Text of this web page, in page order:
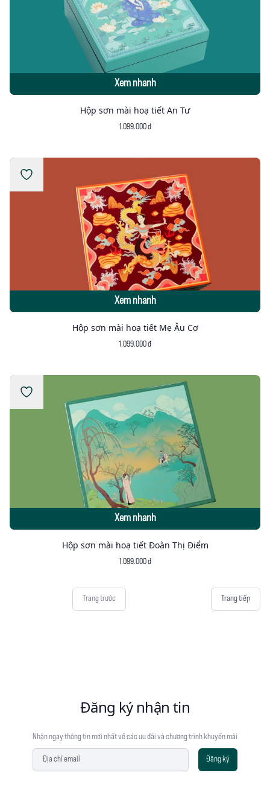
Xem nhanh
Hộp sơn mài hoạ tiết An Tư
1.099.000 đ
Xem nhanh
Hộp sơn mài hoạ tiết Mẹ Âu Cơ
1.099.000 đ
Xem nhanh
Hộp sơn mài hoạ tiết Đoàn Thị Điểm
1.099.000 đ
Trang trước Trang tiếp
Đăng ký nhận tin
Nhận ngay thông tin mới nhất về các ưu đãi và chương trình khuyến mãi
Địa chỉ email Đăng ký